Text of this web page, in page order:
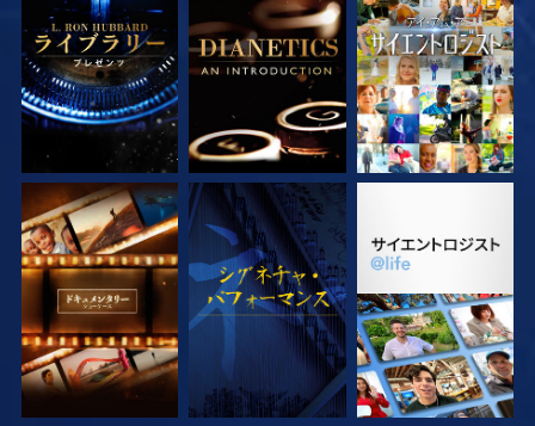
シリーズを探求 シリーズを探求 観る
シリーズを探求 観る シリーズを探求